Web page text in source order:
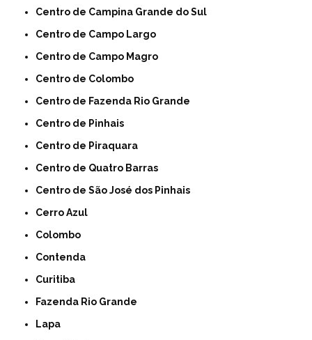
Centro de Campina Grande do Sul
Centro de Campo Largo
Centro de Campo Magro
Centro de Colombo
Centro de Fazenda Rio Grande
Centro de Pinhais
Centro de Piraquara
Centro de Quatro Barras
Centro de São José dos Pinhais
Cerro Azul
Colombo
Contenda
Curitiba
Fazenda Rio Grande
Lapa